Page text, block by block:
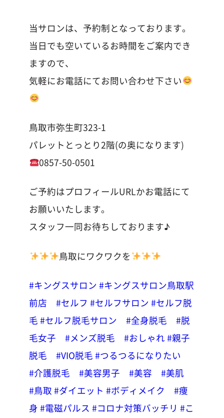
当サロンは、予約制となっております。
当日でも空いているお時間をご案内でき
ますので、
気軽にお電話にてお問い合わせ下さい
鳥取市弥生町323-1
パレットとっとり2階(の奥になります)
0857-50-0501
ご予約はプロフィールURLかお電話にて
お願いいたします。
スタッフ一同お待ちしております♪
鳥取にワクワクを
#キングスサロン #キングスサロン鳥取駅
前店
#セルフ #セルフサロン #セルフ脱
毛 #セルフ脱毛サロン #全身脱毛
#脱
毛女子
#メンズ脱毛 #おしゃれ #親子
脱毛
#VIO脱毛 #つるつるになりたい
#介護脱毛
#美容男子 #美容
#美肌
#鳥取 #ダイエット #ボディメイク
#痩
身 #電磁パルス #コロナ対策バッチリ #こ